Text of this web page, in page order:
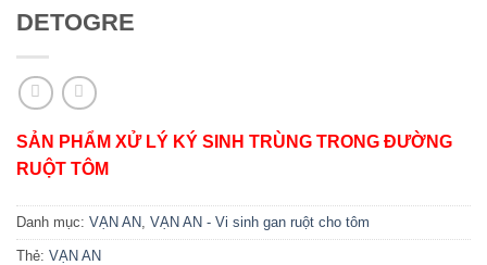
DETOGRE
SẢN PHẨM XỬ LÝ KÝ SINH TRÙNG TRONG ĐƯỜNG
RUỘT TÔM
Danh mục: VẠN AN VẠN AN - Vi sinh gan ruột cho tôm
Thẻ: VẠN AN